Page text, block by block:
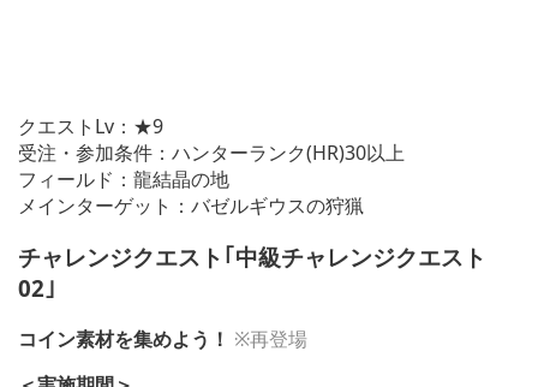
クエストLv：★9
受注・参加条件：ハンターランク(HR)30以上
フィールド：龍結晶の地
メインターゲット：バゼルギウスの狩猟
チャレンジクエスト｢中級チャレンジクエスト
02｣
コイン素材を集めよう！ ※再登場